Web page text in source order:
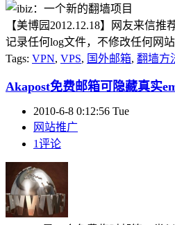
【美博园2012.12.18】网友来信
记录任何log文件，不修改任何网
Tags: VPN, VPS, 国外邮箱, 翻墙方
Akapost免费邮箱可隐藏真实
2010-6-8 0:12:56 Tue
网站推广
1评论